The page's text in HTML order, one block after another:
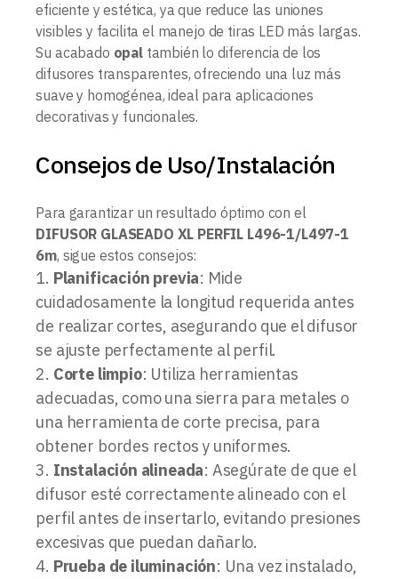
eficiente y estética, ya que reduce las uniones
visibles y facilita el manejo de tiras LED más largas.
Su acabado opaltambién lo diferencia de los
difusores transparentes, ofreciendo una luz más
suave y homogénea, ideal para aplicaciones
decorativas y funcionales.
Consejos de Uso/Instalación
Para garantizar un resultado óptimo con el
DIFUSOR GLASEADO XL PERFIL L496-1/L497-1
6m, sigue estos consejos:
Planificación previa: Mide
cuidadosamente la longitud requerida antes
de realizar cortes, asegurando que el difusor
se ajuste perfectamente al perfil.
Corte limpio: Utiliza herramientas
adecuadas, como una sierra para metales o
una herramienta de corte precisa, para
obtener bordes rectos y uniformes.
Instalación alineada: Asegúrate de que el
difusor esté correctamente alineado con el
perfil antes de insertarlo, evitando presiones
excesivas que puedan dañarlo.
Prueba de iluminación: Una vez instalado,